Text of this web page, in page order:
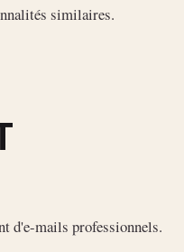
similaires.
d'e-mails professionnels.